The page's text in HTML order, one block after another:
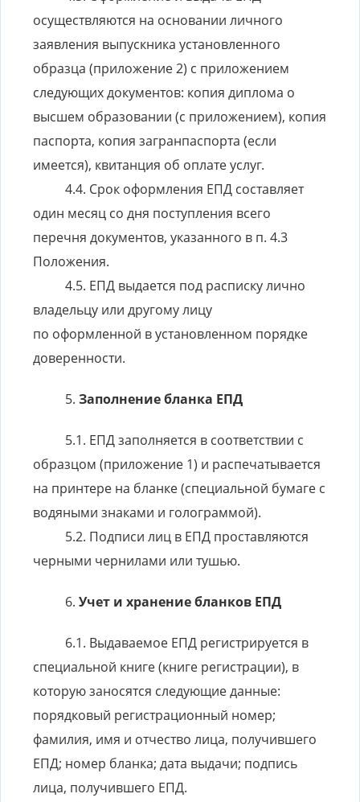
осуществляются на основании личного
заявления выпускника установленного
образца (приложение 2) с приложением
следующих документов: копия диплома о
высшем образовании (с приложением), копия
паспорта, копия загранпаспорта (если
имеется), квитанция об оплате услуг.
Срок оформления ЕПД составляет
один месяц со дня поступления всего
перечня документов, указанного в п. 4.3
Положения.
ЕПД выдается под расписку лично
владельцу или другому лицу
по оформленной в установленном порядке
доверенности.
Заполнение бланка ЕПД
ЕПД заполняется в соответствии с
образцом (приложение 1) и распечатывается
на принтере на бланке (специальной бумаге с
водяными знаками и голограммой).
Подписи лиц в ЕПД проставляются
черными чернилами или тушью.
Учет и хранение бланков ЕПД
Выдаваемое ЕПД регистрируется в
специальной книге (книге регистрации), в
которую заносятся следующие данные:
порядковый регистрационный номер;
фамилия, имя и отчество лица, получившего
ЕПД; номер бланка; дата выдачи; подпись
лица, получившего ЕПД.